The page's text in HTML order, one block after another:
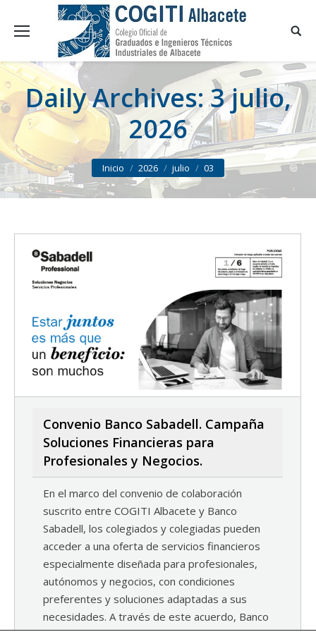
Daily Archives:3 julio,
2026
You are here:
Inicio 2026 julio 03
Convenio Banco Sabadell. Campaña
Soluciones Financieras para
Profesionales y Negocios.
En el marco del convenio de colaboración
suscrito entre COGITI Albacete y Banco
Sabadell, los colegiados y colegiadas pueden
acceder a una oferta de servicios financieros
especialmente diseñada para profesionales,
autónomos y negocios, con condiciones
preferentes y soluciones adaptadas a sus
necesidades. A través de este acuerdo, Banco